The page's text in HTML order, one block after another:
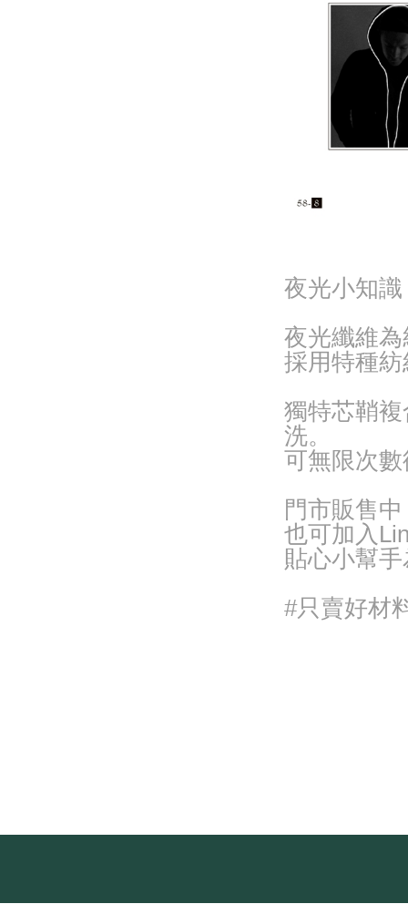
夜光小知識
夜光纖維
採用特種
獨特芯鞘
洗。
可無限次
門市販售
也可加入
貼心小幫
#只賣好材